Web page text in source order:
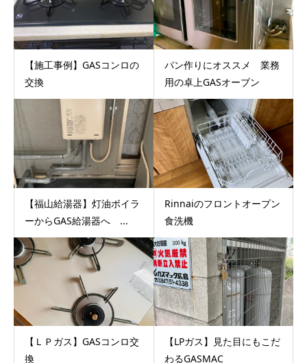
【施工事例】GASコンロの
交換
パン作りにオススメ 業務
用の卓上GASオーブン
【福山給湯器】灯油ボイラ
ーからGAS給湯器へ ...
Rinnaiのフロントオープン
食洗機
【ＬＰガス】GASコンロ交
換
【LPガス】見た目にもこだ
わるGASMAC